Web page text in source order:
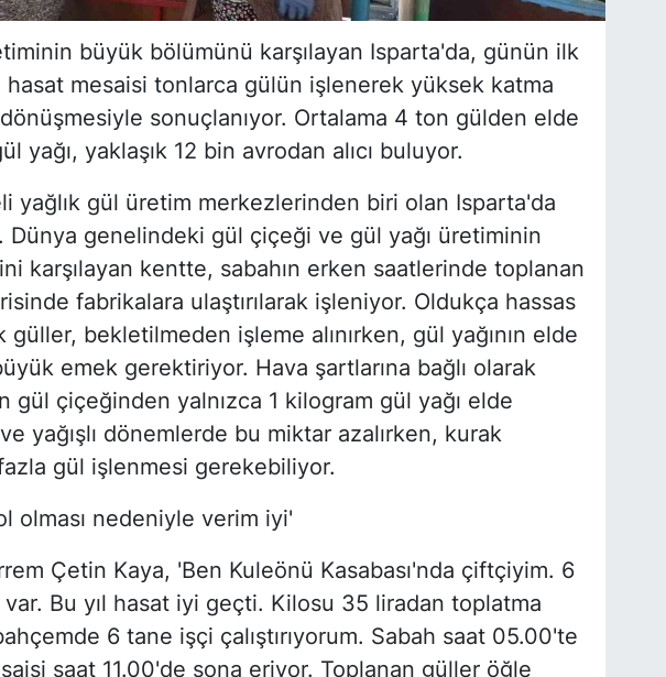
büyük bölümünü karşılayan Isparta'da, günün ilk
hasat mesaisi tonlarca gülün işlenerek yüksek katma
sonuçlanıyor. Ortalama 4 ton gülden elde
yağı, yaklaşık 12 bin avrodan alıcı buluyor.
yağlık gül üretim merkezlerinden biri olan Isparta'da
Dünya genelindeki gül çiçeği ve gül yağı üretiminin
karşılayan kentte, sabahın erken saatlerinde toplanan
fabrikalara ulaştırılarak işleniyor. Oldukça hassas
güller, bekletilmeden işleme alınırken, gül yağının elde
emek gerektiriyor. Hava şartlarına bağlı olarak
gül çiçeğinden yalnızca 1 kilogram gül yağı elde
yağışlı dönemlerde bu miktar azalırken, kurak
gül işlenmesi gerekebiliyor.
olması nedeniyle verim iyi'
Çetin Kaya, 'Ben Kuleönü Kasabası'nda çiftçiyim. 6
var. Bu yıl hasat iyi geçti. Kilosu 35 liradan toplatma
6 tane işçi çalıştırıyorum. Sabah saat 05.00'te
saat 11.00'de sona eriyor. Toplanan güller öğle